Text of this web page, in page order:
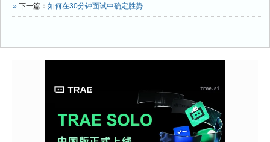
» 下一篇： 如何在30分钟面试中确定胜势